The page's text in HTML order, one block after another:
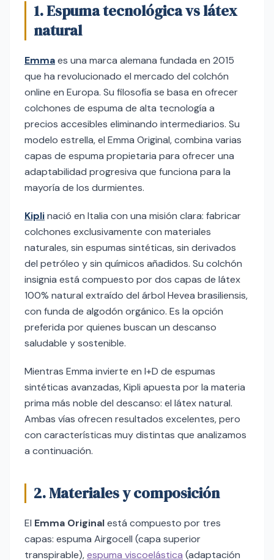
1. Espuma tecnológica vs látex
natural
Emmaes una marca alemana fundada en 2015
que ha revolucionado el mercado del colchón
online en Europa. Su filosofía se basa en ofrecer
colchones de espuma de alta tecnología a
precios accesibles eliminando intermediarios. Su
modelo estrella, el Emma Original, combina varias
capas de espuma propietaria para ofrecer una
adaptabilidad progresiva que funciona para la
mayoría de los durmientes.
Kiplinació en Italia con una misión clara: fabricar
colchones exclusivamente con materiales
naturales, sin espumas sintéticas, sin derivados
del petróleo y sin químicos añadidos. Su colchón
insignia está compuesto por dos capas de látex
100% natural extraído del árbol Hevea brasiliensis,
con funda de algodón orgánico. Es la opción
preferida por quienes buscan un descanso
saludable y sostenible.
Mientras Emma invierte en I+D de espumas
sintéticas avanzadas, Kipli apuesta por la materia
prima más noble del descanso: el látex natural.
Ambas vías ofrecen resultados excelentes, pero
con características muy distintas que analizamos
a continuación.
2. Materiales y composición
El Emma Originalestá compuesto por tres
capas: espuma Airgocell (capa superior
transpirable),espuma viscoelástica (adaptación